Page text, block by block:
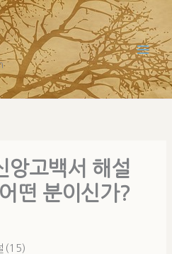
앙고백서 해설
떤 분이신가?
(15)